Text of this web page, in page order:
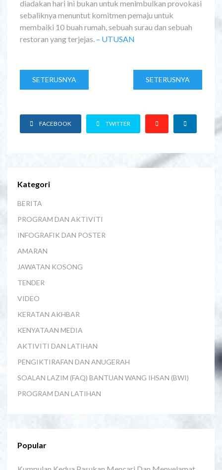
diadakan hari ini bukan untuk menimbulkan provokasi
sebaliknya menuntut komitmen pemaju untuk
membaiki 10 buah rumah, sebuah surau dan sebuah
restoran yang terjejas. – UTUSAN
SETERUSNYA SETERUSNYA
FACEBOOK TWITTER
Kategori
BERITA
PROGRAM DAN AKTIVITI
INFOGRAFIK DAN POSTER
AMARAN
JAWATAN KOSONG
TENDER
VIDEO
KERATAN AKHBAR
KENYATAAN MEDIA
AKTIVITI DAN LATIHAN
PENGIKTIRAFAN DAN ANUGERAH
SOALAN LAZIM (FAQ) BANTUAN WANG IHSAN (BWI)
PROGRAM DAN LATIHAN
Popular